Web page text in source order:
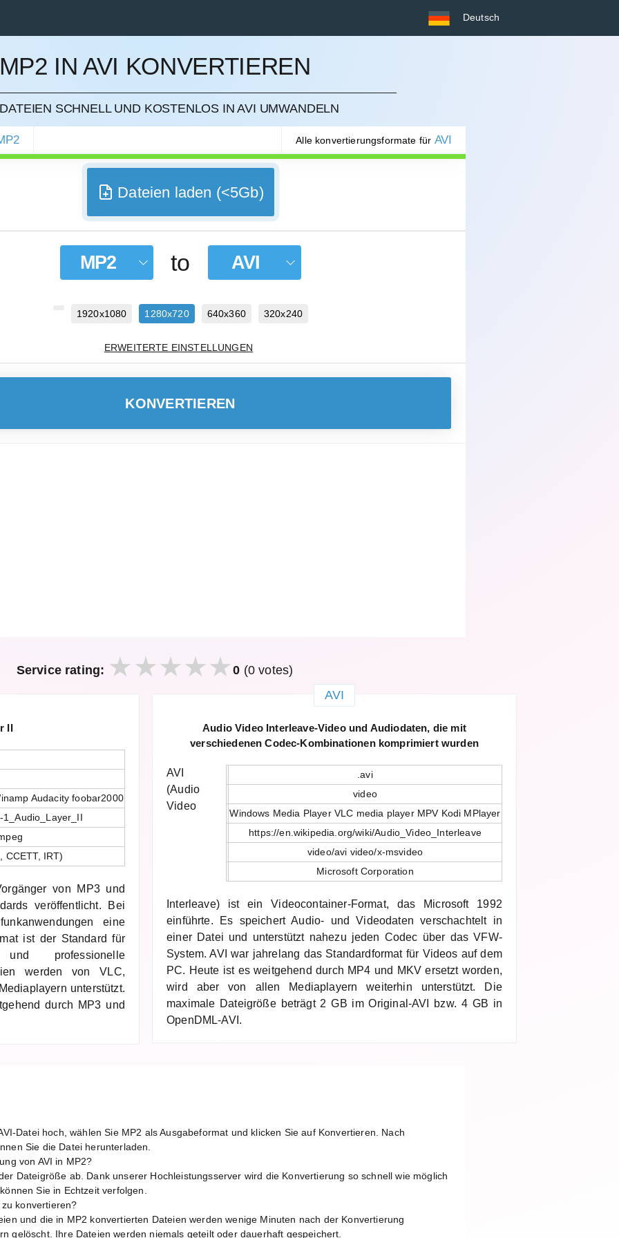
Deutsch
IN AVI KONVERTIEREN
SCHNELL UND KOSTENLOS IN AVI UMWANDELN
Alle konvertierungsformate für AVI
Dateien laden (<5Gb)
MP2 to AVI
1920x1080 1280x720 640x360 320x240
ERWEITERTE EINSTELLUNGEN
KONVERTIEREN
Service rating: 0 (0 votes)
II
Audacity foobar2000
CCETT, IRT)
von MP3 und
veröffentlicht. Bei
eine
ist der Standard für
und professionelle
werden von VLC,
unterstützt.
durch MP3 und
AVI
Audio Video Interleave-Video und Audiodaten, die mit
verschiedenen Codec-Kombinationen komprimiert wurden
.avi
video
Windows Media Player VLC media player MPV Kodi MPlayer
https://en.wikipedia.org/wiki/Audio_Video_Interleave
video/avi video/x-msvideo
Microsoft Corporation
AVI
(Audio
Video
Interleave) ist ein Videocontainer-Format, das Microsoft 1992
einführte. Es speichert Audio- und Videodaten verschachtelt in
einer Datei und unterstützt nahezu jeden Codec über das VFW-
System. AVI war jahrelang das Standardformat für Videos auf dem
PC. Heute ist es weitgehend durch MP4 und MKV ersetzt worden,
wird aber von allen Mediaplayern weiterhin unterstützt. Die
maximale Dateigröße beträgt 2 GB im Original-AVI bzw. 4 GB in
OpenDML-AVI.
Datei hoch, wählen Sie MP2 als Ausgabeformat und klicken Sie auf Konvertieren. Nach
Sie die Datei herunterladen.
von AVI in MP2?
Dateigröße ab. Dank unserer Hochleistungsserver wird die Konvertierung so schnell wie möglich
Sie in Echtzeit verfolgen.
konvertieren?
und die in MP2 konvertierten Dateien werden wenige Minuten nach der Konvertierung
gelöscht. Ihre Dateien werden niemals geteilt oder dauerhaft gespeichert.